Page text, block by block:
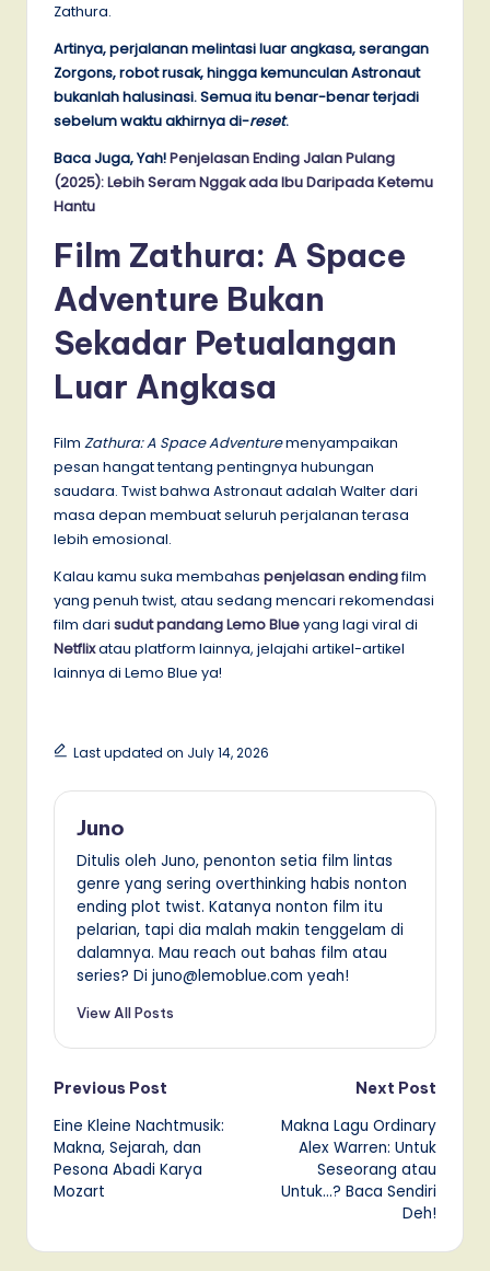
Zathura.
Artinya, perjalanan melintasi luar angkasa, serangan
Zorgons, robot rusak, hingga kemunculan Astronaut
bukanlah halusinasi. Semua itu benar-benar terjadi
sebelum waktu akhirnya di-reset.
Baca Juga, Yah!Penjelasan Ending Jalan Pulang
(2025): Lebih Seram Nggak ada Ibu Daripada Ketemu
Hantu
Film Zathura: A Space
Adventure Bukan
Sekadar Petualangan
Luar Angkasa
Film Zathura: A Space Adventuremenyampaikan
pesan hangat tentang pentingnya hubungan
saudara. Twist bahwa Astronaut adalah Walter dari
masa depan membuat seluruh perjalanan terasa
lebih emosional.
Kalau kamu suka membahas penjelasan endingfilm
yang penuh twist, atau sedang mencari rekomendasi
film dari sudut pandang Lemo Blueyang lagi viral di
Netflixatau platform lainnya, jelajahi artikel-artikel
lainnya di Lemo Blue ya!
Last updated on July 14, 2026
Juno
Ditulis oleh Juno, penonton setia film lintas
genre yang sering overthinking habis nonton
ending plot twist. Katanya nonton film itu
pelarian, tapi dia malah makin tenggelam di
dalamnya. Mau reach out bahas film atau
series? Di juno@lemoblue.com yeah!
View All Posts
Post
navigation
Previous Post
Eine Kleine Nachtmusik:
Makna, Sejarah, dan
Pesona Abadi Karya
Mozart
Next Post
Makna Lagu Ordinary
Alex Warren: Untuk
Seseorang atau
Untuk…? Baca Sendiri
Deh!